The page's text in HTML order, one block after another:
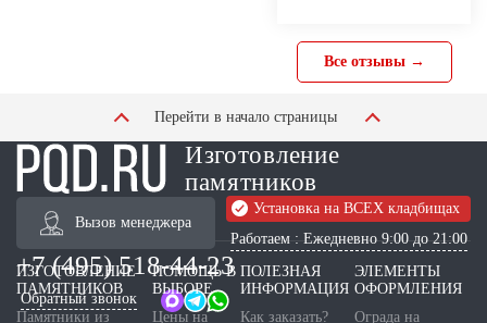
Все отзывы →
Перейти в начало страницы
Изготовление
памятников
Вызов менеджера
Установка на ВСЕХ кладбищах
Работаем : Ежедневно 9:00 до 21:00
+7 (495) 518-44-23
Обратный звонок
ИЗГОТОВЛЕНИЕ
ПАМЯТНИКОВ
Памятники из
ПОМОЩЬ В
ВЫБОРЕ
Цены на
ПОЛЕЗНАЯ
ИНФОРМАЦИЯ
Как заказать?
ЭЛЕМЕНТЫ
ОФОРМЛЕНИЯ
Ограда на